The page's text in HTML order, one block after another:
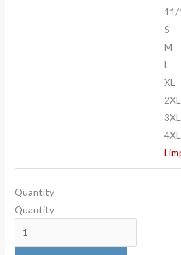
11/
S
M
L
XL
2XL
3XL
4XL
Quantity
Quantity